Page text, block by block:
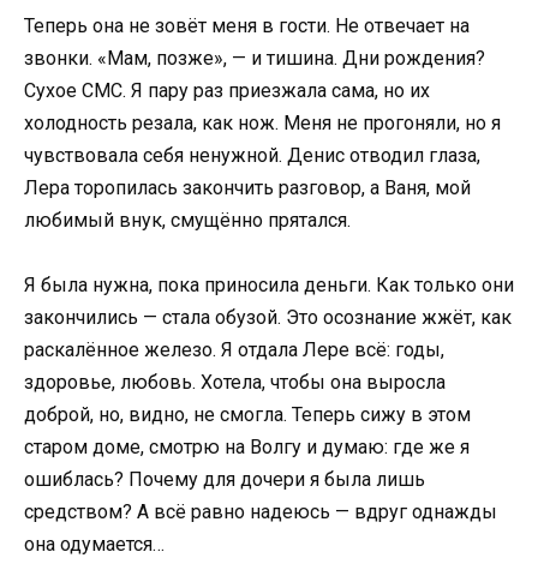
Теперь она не зовёт меня в гости. Не отвечает на
звонки. «Мам, позже», — и тишина. Дни рождения?
Сухое СМС. Я пару раз приезжала сама, но их
холодность резала, как нож. Меня не прогоняли, но я
чувствовала себя ненужной. Денис отводил глаза,
Лера торопилась закончить разговор, а Ваня, мой
любимый внук, смущённо прятался.
Я была нужна, пока приносила деньги. Как только они
закончились — стала обузой. Это осознание жжёт, как
раскалённое железо. Я отдала Лере всё: годы,
здоровье, любовь. Хотела, чтобы она выросла
доброй, но, видно, не смогла. Теперь сижу в этом
старом доме, смотрю на Волгу и думаю: где же я
ошиблась? Почему для дочери я была лишь
средством? А всё равно надеюсь — вдруг однажды
она одумается…